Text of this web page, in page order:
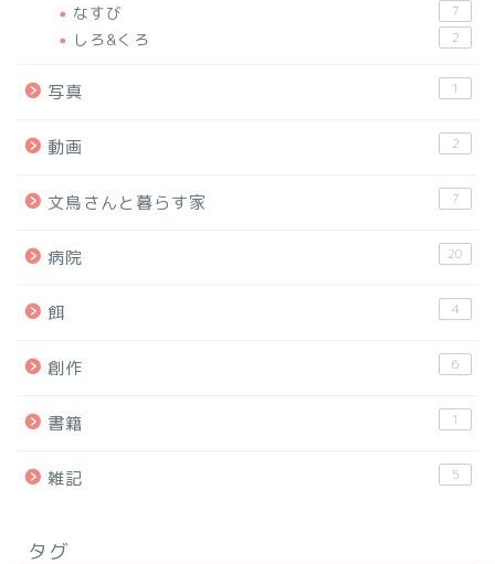
なすび 7
しろ&くろ 2
写真 1
動画 2
文鳥さんと暮らす家 7
病院 20
餌 4
創作 6
書籍 1
雑記 5
タグ